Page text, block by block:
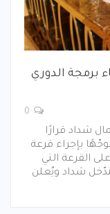
برمجة الدوري
شداد قرارًا
بإجراء قرعة
القرعة التي
شداد ويٌعلن